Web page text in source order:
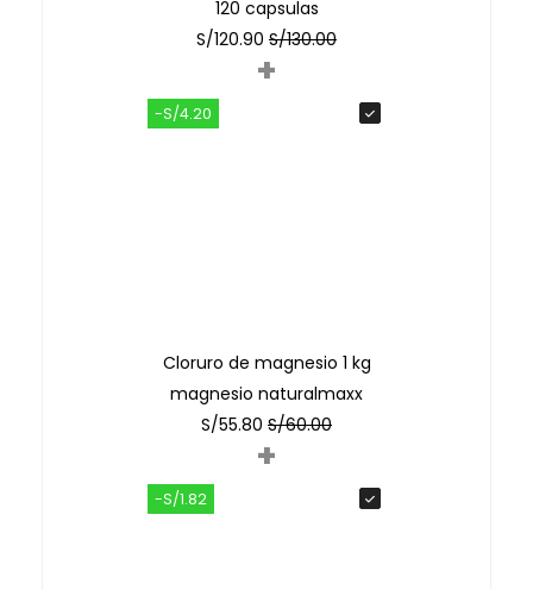
120 capsulas
S/120.90 S/130.00
+
-S/4.20
Cloruro de magnesio 1 kg
magnesio naturalmaxx
S/55.80 S/60.00
+
-S/1.82